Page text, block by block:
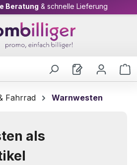
auf alle Werbeartikel
Beratung & schnelle Lieferung
Fahrrad Warnwesten
als